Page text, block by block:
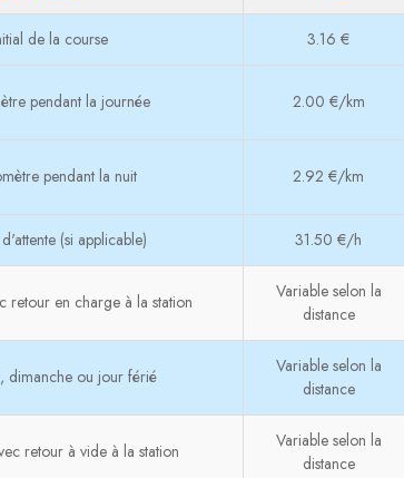
de la course 3.16 €
pendant la journée 2.00 €/km
pendant la nuit 2.92 €/km
(si applicable) 31.50 €/h
retour en charge à la station
Variable selon la
distance
dimanche ou jour férié
Variable selon la
distance
retour à vide à la station
Variable selon la
distance